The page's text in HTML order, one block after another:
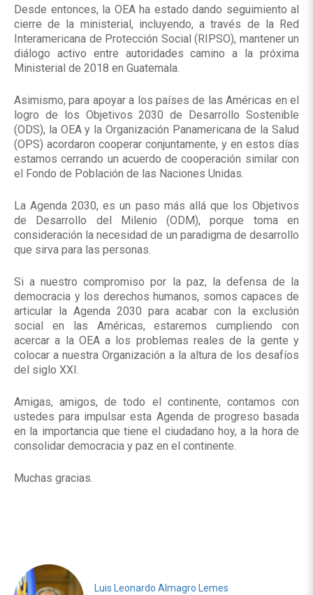
Desde entonces, la OEA ha estado dando seguimiento al
cierre de la ministerial, incluyendo, a través de la Red
Interamericana de Protección Social (RIPSO), mantener un
diálogo activo entre autoridades camino a la próxima
Ministerial de 2018 en Guatemala.
Asimismo, para apoyar a los países de las Américas en el
logro de los Objetivos 2030 de Desarrollo Sostenible
(ODS), la OEA y la Organización Panamericana de la Salud
(OPS) acordaron cooperar conjuntamente, y en estos días
estamos cerrando un acuerdo de cooperación similar con
el Fondo de Población de las Naciones Unidas.
La Agenda 2030, es un paso más allá que los Objetivos
de Desarrollo del Milenio (ODM), porque toma en
consideración la necesidad de un paradigma de desarrollo
que sirva para las personas.
Si a nuestro compromiso por la paz, la defensa de la
democracia y los derechos humanos, somos capaces de
articular la Agenda 2030 para acabar con la exclusión
social en las Américas, estaremos cumpliendo con
acercar a la OEA a los problemas reales de la gente y
colocar a nuestra Organización a la altura de los desafíos
del siglo XXI.
Amigas, amigos, de todo el continente, contamos con
ustedes para impulsar esta Agenda de progreso basada
en la importancia que tiene el ciudadano hoy, a la hora de
consolidar democracia y paz en el continente.
Muchas gracias.
Luis Leonardo Almagro Lemes